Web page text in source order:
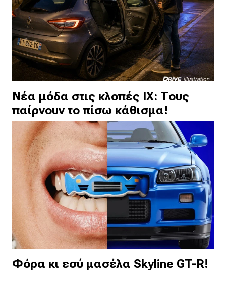
Νέα μόδα στις κλοπές ΙΧ: Τους
παίρνουν το πίσω κάθισμα!
Φόρα κι εσύ μασέλα Skyline GT-R!